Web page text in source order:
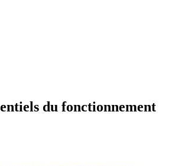
du fonctionnement